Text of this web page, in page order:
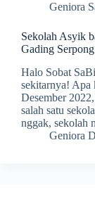
Geniora
Sekolah Asyik
Gading Serpong
Halo Sobat
sekitarnya! Apa
Desember
salah satu
nggak, sekolah
Geniora